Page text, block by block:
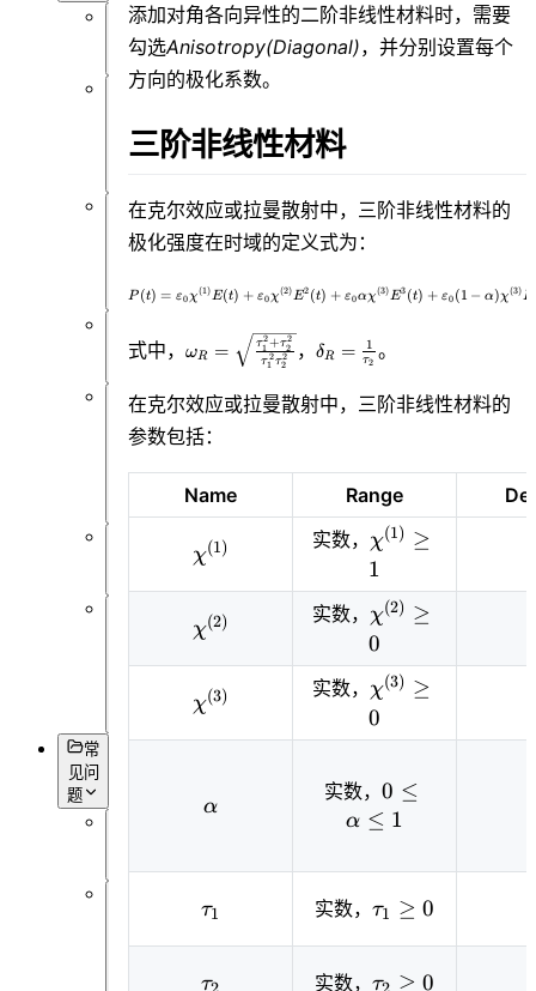
概
获
象
置
仿
据
常
见问
题
添加对角各向异性的二阶非线性材料时，需要
勾选Anisotropy(Diagonal)，并分别设置每个
方向的极化系数。
三阶非线性材料
在克尔效应或拉曼散射中，三阶非线性材料的
极化强度在时域的定义式为：
P(t)=
P (t) = ε0χ(1)E(t) + ε0χ(2)E2 (t) + ε0αχ(3)E3 (t) + ε0 (1 − α)χ(3)E
式中，\omega_R=
\sqrt{\frac{\tau_1^2
+ \tau_2^2}
{\tau_1^2 \tau_2^2
}}
ωR = τ1
2τ2
2
τ1
2+τ2
2 ，
\delta_R=
\frac{1}
{\tau_2 }
δR = τ2
1 。
在克尔效应或拉曼散射中，三阶非线性材料的
参数包括：
Name Range
\chi^{(1)}
χ(1) 实数， \chi^{(1)}
χ(1) ≥
1
\chi^{(2)}
χ(2) 实数， \chi^{(2)}
χ(2) ≥
0
\chi^{(3)}
χ(3) 实数， \chi^{(3)}
χ(3) ≥
0
\alpha
α
实数，
\leq\alpha
0 ≤
α ≤ 1
\tau_1
τ1 实数，\tau_1
τ1 ≥ 0
\tau_2
τ 实数，\tau_2
τ ≥ 0